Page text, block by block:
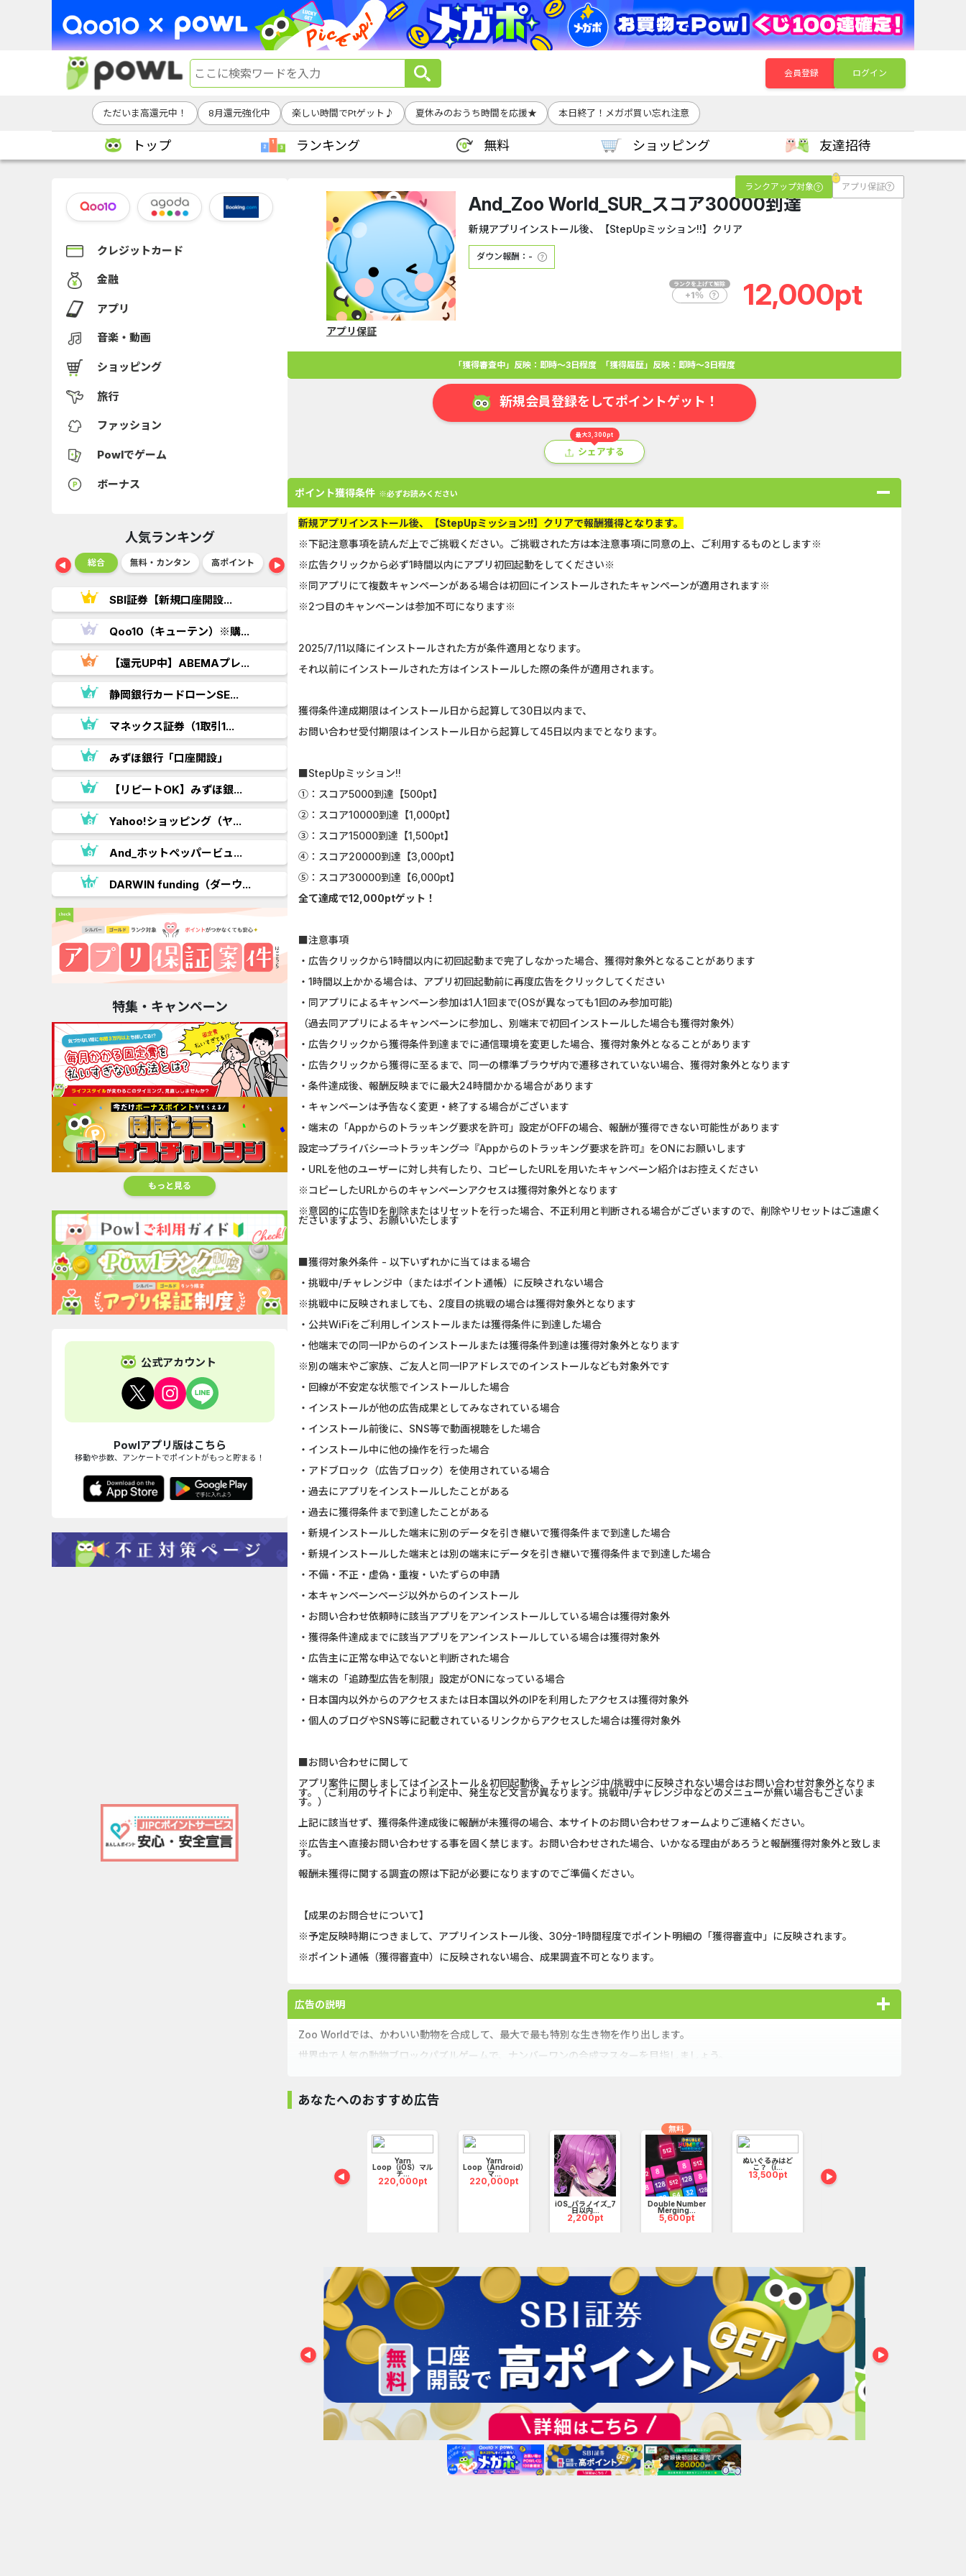
会員登録 ログイン
ただいま高還元中！ 8月還元強化中 楽しい時間でPtゲット♪ 夏休みのおうち時間を応援★ 本日終了！メガポ買い忘れ注意
トップ ランキング 無料 ショッピング 友達招待
クレジットカード
金融
アプリ
音楽・動画
ショッピング
旅行
ファッション
Powlでゲーム
ボーナス
人気ランキング
ショッピング 総合 無料・カンタン 高ポイント ゲーム アプリ クレジットカード 金融 生活 ショッピング
SBI証券【新規口座開設...
Qoo10（キューテン）※購...
【還元UP中】ABEMAプレ...
静岡銀行カードローンSE...
マネックス証券（1取引1...
みずほ銀行「口座開設」
【リピートOK】みずほ銀...
Yahoo!ショッピング（ヤ...
And_ホットペッパービュ...
DARWIN funding（ダーウ...
GFS無料特別講座
U-NEXT_無料お試し登録
Nielsen（ニールセン）...
Nielsen（ニールセン）...
フランチャイズ比較.net
【Ipsos iSay】アンケー...
ホットペッパーグルメ［...
静岡銀行カードローンSE...
みずほ銀行「口座開設」
特集・キャンペーン
もっと見る
公式アカウント
Powlアプリ版はこちら
移動や歩数、アンケートでポイントがもっと貯まる！
ランクアップ対象 アプリ保証
And_Zoo World_SUR_スコア30000到達
新規アプリインストール後、【StepUpミッション!!】クリア
ダウン報酬：-
12,000pt
アプリ保証
「獲得審査中」反映：即時～3日程度 「獲得履歴」反映：即時～3日程度
新規会員登録をしてポイントゲット！
最大3,300pt
シェアする
ポイント獲得条件 ※必ずお読みください
新規アプリインストール後、【StepUpミッション!!】クリアで報酬獲得となります。
※下記注意事項を読んだ上でご挑戦ください。ご挑戦された方は本注意事項に同意の上、ご利用するものとします※
※広告クリックから必ず1時間以内にアプリ初回起動をしてください※
※同アプリにて複数キャンペーンがある場合は初回にインストールされたキャンペーンが適用されます※
※2つ目のキャンペーンは参加不可になります※
2025/7/11以降にインストールされた方が条件適用となります。
それ以前にインストールされた方はインストールした際の条件が適用されます。
獲得条件達成期限はインストール日から起算して30日以内まで、
お問い合わせ受付期限はインストール日から起算して45日以内までとなります。
■StepUpミッション!!
①：スコア5000到達【500pt】
②：スコア10000到達【1,000pt】
③：スコア15000到達【1,500pt】
④：スコア20000到達【3,000pt】
⑤：スコア30000到達【6,000pt】
全て達成で12,000ptゲット！
■注意事項
・広告クリックから1時間以内に初回起動まで完了しなかった場合、獲得対象外となることがあります
・1時間以上かかる場合は、アプリ初回起動前に再度広告をクリックしてください
・同アプリによるキャンペーン参加は1人1回まで(OSが異なっても1回のみ参加可能)
（過去同アプリによるキャンペーンに参加し、別端末で初回インストールした場合も獲得対象外）
・広告クリックから獲得条件到達までに通信環境を変更した場合、獲得対象外となることがあります
・広告クリックから獲得に至るまで、同一の標準ブラウザ内で遷移されていない場合、獲得対象外となります
・条件達成後、報酬反映までに最大24時間かかる場合があります
・キャンペーンは予告なく変更・終了する場合がございます
・端末の「Appからのトラッキング要求を許可」設定がOFFの場合、報酬が獲得できない可能性があります
設定⇒プライバシー⇒トラッキング⇒『Appからのトラッキング要求を許可』をONにお願いします
・URLを他のユーザーに対し共有したり、コピーしたURLを用いたキャンペーン紹介はお控えください
※コピーしたURLからのキャンペーンアクセスは獲得対象外となります
※意図的に広告IDを削除またはリセットを行った場合、不正利用と判断される場合がございますので、削除やリセットはご遠慮く
ださいますよう、お願いいたします
■獲得対象外条件 - 以下いずれかに当てはまる場合
・挑戦中/チャレンジ中（またはポイント通帳）に反映されない場合
※挑戦中に反映されましても、2度目の挑戦の場合は獲得対象外となります
・公共WiFiをご利用しインストールまたは獲得条件に到達した場合
・他端末での同一IPからのインストールまたは獲得条件到達は獲得対象外となります
※別の端末やご家族、ご友人と同一IPアドレスでのインストールなども対象外です
・回線が不安定な状態でインストールした場合
・インストールが他の広告成果としてみなされている場合
・インストール前後に、SNS等で動画視聴をした場合
・インストール中に他の操作を行った場合
・アドブロック（広告ブロック）を使用されている場合
・過去にアプリをインストールしたことがある
・過去に獲得条件まで到達したことがある
・新規インストールした端末に別のデータを引き継いで獲得条件まで到達した場合
・新規インストールした端末とは別の端末にデータを引き継いで獲得条件まで到達した場合
・不備・不正・虚偽・重複・いたずらの申請
・本キャンペーンページ以外からのインストール
・お問い合わせ依頼時に該当アプリをアンインストールしている場合は獲得対象外
・獲得条件達成までに該当アプリをアンインストールしている場合は獲得対象外
・広告主に正常な申込でないと判断された場合
・端末の「追跡型広告を制限」設定がONになっている場合
・日本国内以外からのアクセスまたは日本国以外のIPを利用したアクセスは獲得対象外
・個人のブログやSNS等に記載されているリンクからアクセスした場合は獲得対象外
■お問い合わせに関して
アプリ案件に関しましてはインストール＆初回起動後、チャレンジ中/挑戦中に反映されない場合はお問い合わせ対象外となりま
す。（ご利用のサイトにより判定中、発生など文言が異なります。挑戦中/チャレンジ中などのメニューが無い場合もございま
す。）
上記に該当せず、獲得条件達成後に報酬が未獲得の場合、本サイトのお問い合わせフォームよりご連絡ください。
※広告主へ直接お問い合わせする事を固く禁じます。お問い合わせされた場合、いかなる理由があろうと報酬獲得対象外と致しま
す。
報酬未獲得に関する調査の際は下記が必要になりますのでご準備ください。
【成果のお問合せについて】
※予定反映時期につきまして、アプリインストール後、30分-1時間程度でポイント明細の「獲得審査中」に反映されます。
※ポイント通帳（獲得審査中）に反映されない場合、成果調査不可となります。
広告の説明
Zoo Worldでは、かわいい動物を合成して、最大で最も特別な生き物を作り出します。
世界中で人気の動物ブロックパズルゲームで、ナンバーワンの合成マスターを目指しましょう。
同じ動物を合成して、箱からあふれないように注意しましょう。
あなたへのおすすめ広告
Yarn
Loop（iOS）マル
チ...
220,000pt
Yarn
Loop（Android）
マ...
220,000pt
iOS_パラノイズ_7
日以内...
2,200pt
Double Number
Merging...
5,600pt
無料
ぬいぐるみはど
こ？（i...
13,500pt